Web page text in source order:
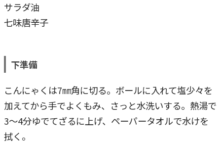
サラダ油
七味唐辛子
下準備
こんにゃくは7㎜角に切る。ボールに入れて塩少々を
加えてから手でよくもみ、さっと水洗いする。熱湯で
3～4分ゆでてざるに上げ、ペーパータオルで水けを
拭く。